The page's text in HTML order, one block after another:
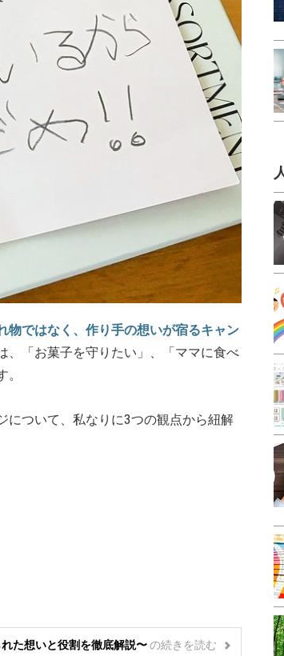
物ではなく、作り手の想いが宿るキャン
、「お菓子を守りたい」、「ママに食べ
について、私なりに3つの観点から紐解
た想いと役割を徹底解説〜の続きを読む